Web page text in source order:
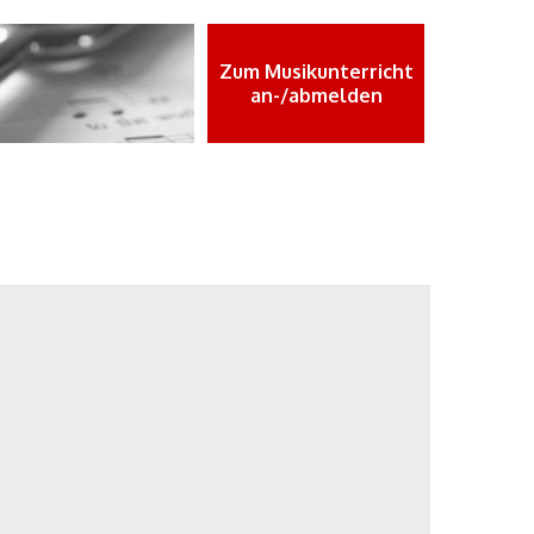
Zum Musikunterricht
an-/abmelden